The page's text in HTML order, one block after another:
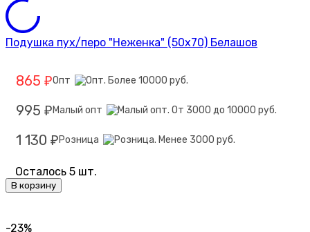
Подушка пух/перо "Неженка" (50х70) Белашов
865 ₽Опт
995 ₽ Малый опт
1 130 ₽ Розница
Осталось 5 шт.
В корзину
-23%